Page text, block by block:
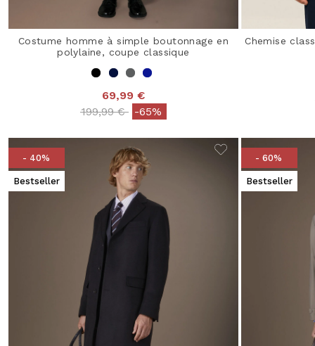
Costume homme à simple boutonnage en
polylaine, coupe classique
69,99 €
Price reduced from
199,99 €to-65%
Chemise
- 40%
Bestseller
- 60%
Bestseller